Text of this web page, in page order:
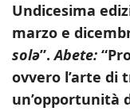
Undicesima
marzo e
solə”. Abete:
ovvero l’arte di
un’opportunità